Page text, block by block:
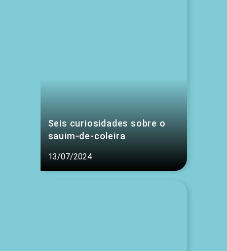
Seis curiosidades sobre o
sauim-de-coleira
13/07/2024